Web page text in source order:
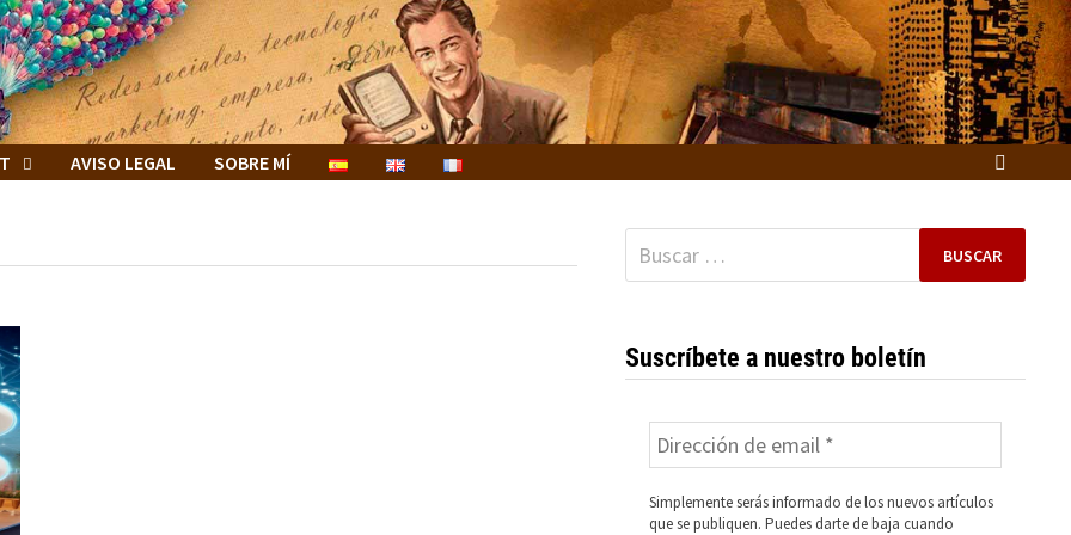
AVISO LEGAL SOBRE MÍ
Buscar:
Suscríbete a nuestro boletín
Simplemente serás informado de los nuevos artículos
que se publiquen. Puedes darte de baja cuando